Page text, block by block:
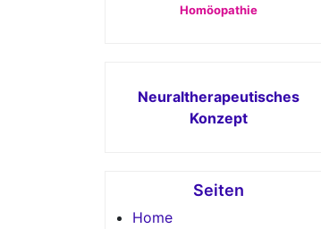
Homöopathie
Neuraltherapeutisches
Konzept
Seiten
Home